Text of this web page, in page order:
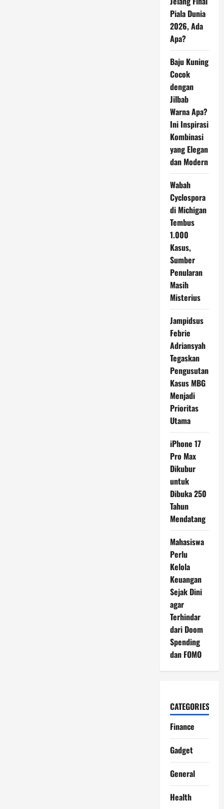
Piala Dunia
2026, Ada
Apa?
Baju Kuning
Cocok
dengan
Jilbab
Warna Apa?
Ini Inspirasi
Kombinasi
yang Elegan
dan Modern
Wabah
Cyclospora
di Michigan
Tembus
1.000
Kasus,
Sumber
Penularan
Masih
Misterius
Jampidsus
Febrie
Adriansyah
Tegaskan
Pengusutan
Kasus MBG
Menjadi
Prioritas
Utama
iPhone 17
Pro Max
Dikubur
untuk
Dibuka 250
Tahun
Mendatang
Mahasiswa
Perlu
Kelola
Keuangan
Sejak Dini
agar
Terhindar
dari Doom
Spending
dan FOMO
CATEGORIES
Finance
Gadget
General
Health